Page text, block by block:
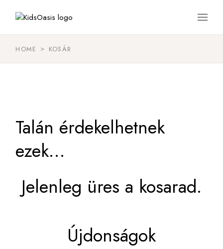
HOME KOSÁR
Talán érdekelhetnek
ezek…
Jelenleg üres a kosarad.
Újdonságok